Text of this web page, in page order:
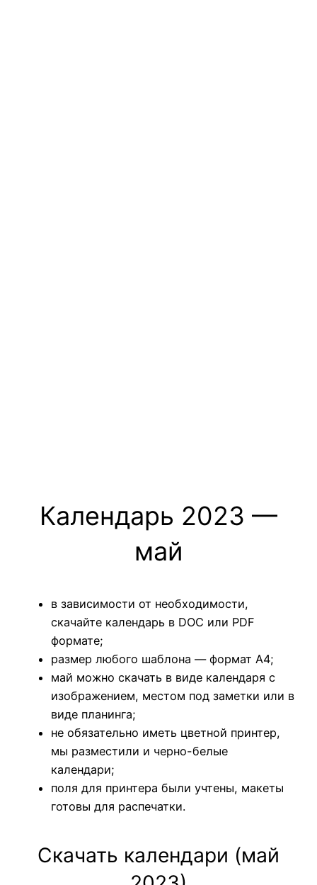
Календарь 2023 —
май
в зависимости от необходимости,
скачайте календарь в DOC или PDF
формате;
размер любого шаблона — формат А4;
май можно скачать в виде календаря с
изображением, местом под заметки или в
виде планинга;
не обязательно иметь цветной принтер,
мы разместили и черно-белые
календари;
поля для принтера были учтены, макеты
готовы для распечатки.
Скачать календари (май